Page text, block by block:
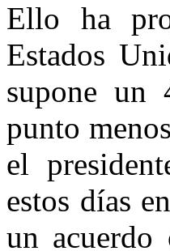
Ello ha
Estados
supone un
punto
el
estos días
un acuerdo